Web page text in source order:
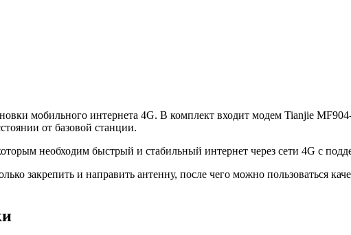
мобильного интернета 4G. В комплект входит модем Tianjie
от базовой станции.
необходим быстрый и стабильный интернет через сети 4G с
закрепить и направить антенну, после чего можно пользоваться